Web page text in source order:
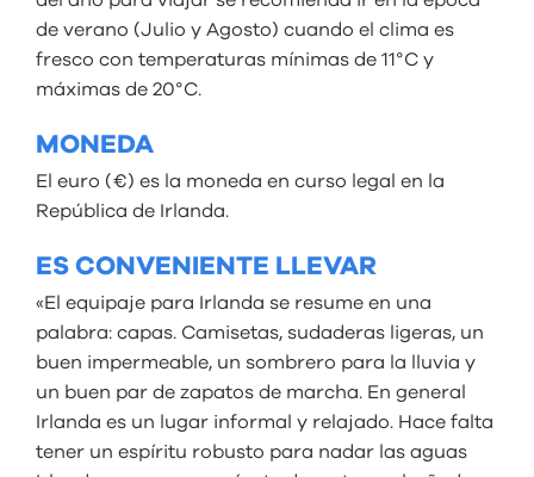
de verano (Julio y Agosto) cuando el clima es
fresco con temperaturas mínimas de 11°C y
máximas de 20°C.
MONEDA
El euro (€) es la moneda en curso legal en la
República de Irlanda.
ES CONVENIENTE LLEVAR
«El equipaje para Irlanda se resume en una
palabra: capas. Camisetas, sudaderas ligeras, un
buen impermeable, un sombrero para la lluvia y
un buen par de zapatos de marcha. En general
Irlanda es un lugar informal y relajado. Hace falta
tener un espíritu robusto para nadar las aguas